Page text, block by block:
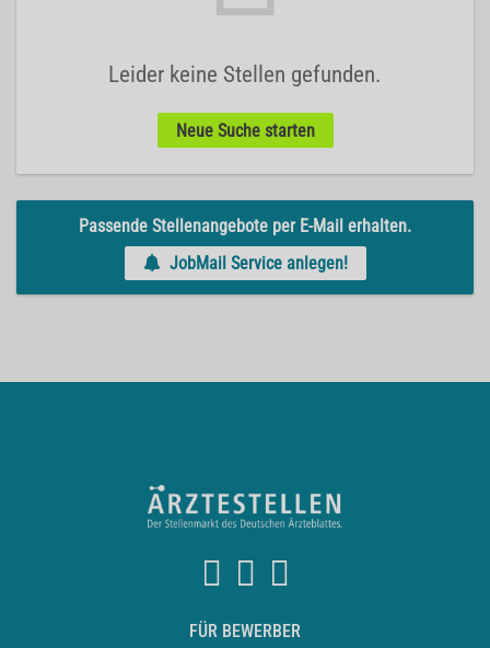
Leider keine Stellen gefunden.
Neue Suche starten
Passende Stellenangebote per E-Mail erhalten.
JobMail Service anlegen!
FÜR BEWERBER